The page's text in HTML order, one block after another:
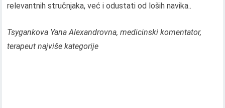
relevantnih stručnjaka, već i odustati od loših navika..
Tsygankova Yana Alexandrovna, medicinski komentator,
terapeut najviše kategorije